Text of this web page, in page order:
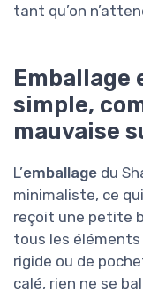
tant qu’on
Emballage
simple,
mauvaise
L’emballage du
minimaliste, ce
reçoit une petite
tous les
rigide ou de
calé, rien ne se